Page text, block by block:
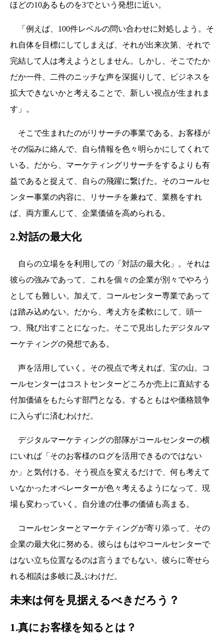
ほどの10あるものを3でという発想に近い。
「例えば、100件レベルの問い合わせに対処しよう。そ
れ自体を目標にしてしまえば、それが出来次第、それで
完結して人は考えようとしません。しかし、そこでたか
だか一件、二件のニッチな声を深掘りして、ビジネスを
拡大できないかと考えることで、新しい視点が生まれま
す」。
そこで生まれたのがリサーチの事業である。お客様が
その悩みに絡んで、自ら情報を色々明らかにしてくれて
いる。だから、マーケティングリサーチをするよりも有
益であると捉えて、自らの飛躍に繋げた。そのコールセ
ンター事業の内容に、リサーチを兼ねて、業務をすれ
ば、両方重んじて、企業価値を高められる。
2.対話の最大化
自らの立場をを利用しての「対話の最大化」。それは
彼らの強みであって、これを個々の企業が別々でやろう
としても難しい。加えて、コールセンター専業であって
は踏み込めない。だから、考え方を柔軟にして、頭一
つ、飛び出すことになった。そこで見出したデジタルマ
ーケティングの発想である。
声を活用していく。その視点で考えれば、宝の山。コ
ールセンターはコストセンターどころか売上に直結する
付加価値をもたらす部門となる。するともはや価格競争
に入らずに済むわけだ。
デジタルマーケティングの部隊がコールセンターの横
にいれば「そのお客様のログを活用できるのではない
か」と気付ける。そう視点を変えるだけで、何も考えて
いなかったオペレーターが色々考えるようになって、現
場も変わっていく。自分達の仕事の価値も高まる。
コールセンターとマーケティングが寄り添って、その
企業の最大化に努める。彼らはもはやコールセンターで
はない立ち位置なるのは言うまでもない。彼らに寄せら
れる相談は多岐に及ぶわけだ。
未来は何を見据えるべきだろう？
1.真にお客様を知るとは？